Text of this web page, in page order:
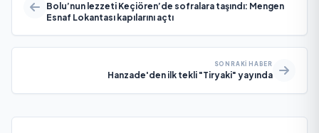
Bolu’nun lezzeti Keçiören’de sofralara taşındı: Mengen
Esnaf Lokantası kapılarını açtı
SONRAKI HABER
Hanzade'den ilk tekli "Tiryaki" yayında